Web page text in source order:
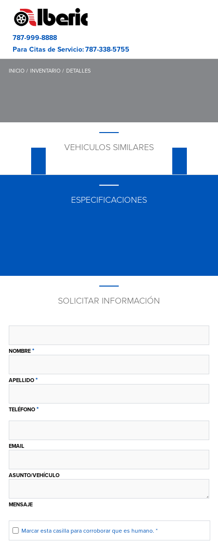
787-999-8888
Para Citas de Servicio:787-338-5755
INICIO INVENTARIO DETALLES
VEHICULOS SIMILARES
ESPECIFICACIONES
SOLICITAR INFORMACIÓN
NOMBRE *
APELLIDO *
TELÉFONO *
EMAIL
ASUNTO/VEHÍCULO
MENSAJE
Marcar esta casilla para corroborar que es humano. *